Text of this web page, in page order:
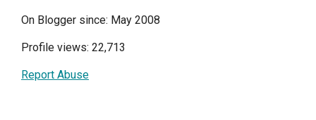
On Blogger since: May 2008
Profile views: 22,713
Report Abuse